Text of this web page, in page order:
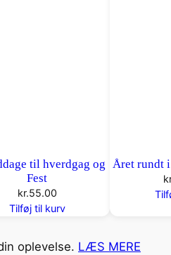
til hverdgag og
Fest
kr.55.00
Tilføj til kurv
Året rundt
oplevelse. LÆS MERE